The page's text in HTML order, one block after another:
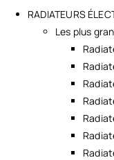
RADIATEURS
Les plus